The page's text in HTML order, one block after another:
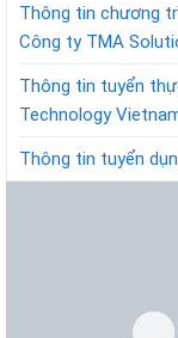
Thông tin chương
Công ty TMA
Thông tin tuyển
Technology
Thông tin tuyển